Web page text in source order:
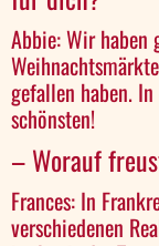
Abbie: Wir haben
gefallen haben.
schönsten!
– Worauf
Frances: In
verschiedenen